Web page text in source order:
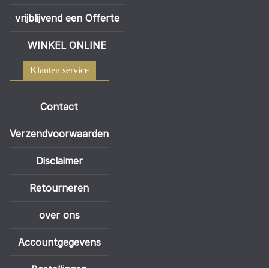
vrijblijvend een Offerte
WINKEL ONLINE
Klanten service
Contact
Verzendvoorwaarden
Disclaimer
Retourneren
over ons
Accountgegevens